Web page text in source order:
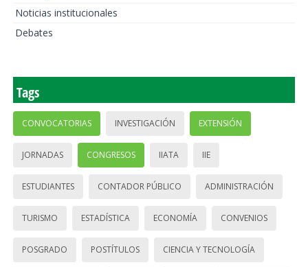
Noticias institucionales
Debates
Tags
CONVOCATORIAS INVESTIGACIÓN EXTENSIÓN
JORNADAS CONGRESOS IIATA IIE
ESTUDIANTES CONTADOR PÚBLICO ADMINISTRACIÓN
TURISMO ESTADÍSTICA ECONOMÍA CONVENIOS
POSGRADO POSTÍTULOS CIENCIA Y TECNOLOGÍA